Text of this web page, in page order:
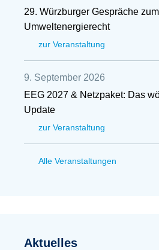
29. Würzburger Gespräche zum
Umweltenergierecht
zur Veranstaltung
9. September 2026
EEG 2027 & Netzpaket: Das
Update
zur Veranstaltung
Alle Veranstaltungen
Aktuelles